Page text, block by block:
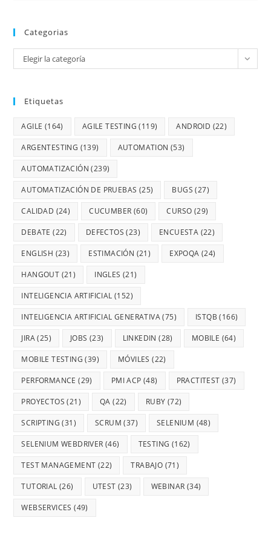
Categorias
Elegir la categoría
Etiquetas
AGILE (164) AGILE TESTING (119) ANDROID (22)
ARGENTESTING (139) AUTOMATION (53)
AUTOMATIZACIÓN (239)
AUTOMATIZACIÓN DE PRUEBAS (25) BUGS (27)
CALIDAD (24) CUCUMBER (60) CURSO (29)
DEBATE (22) DEFECTOS (23) ENCUESTA (22)
ENGLISH (23) ESTIMACIÓN (21) EXPOQA (24)
HANGOUT (21) INGLES (21)
INTELIGENCIA ARTIFICIAL (152)
INTELIGENCIA ARTIFICIAL GENERATIVA(75) ISTQB (166)
JIRA(25) JOBS (23) LINKEDIN (28) MOBILE (64)
MOBILE TESTING (39) MÓVILES (22)
PERFORMANCE (29) PMI ACP (48) PRACTITEST (37)
PROYECTOS (21) QA (22) RUBY (72)
SCRIPTING (31) SCRUM (37) SELENIUM (48)
SELENIUM WEBDRIVER (46) TESTING (162)
TEST MANAGEMENT (22) TRABAJO (71)
TUTORIAL (26) UTEST (23) WEBINAR (34)
WEBSERVICES (49)